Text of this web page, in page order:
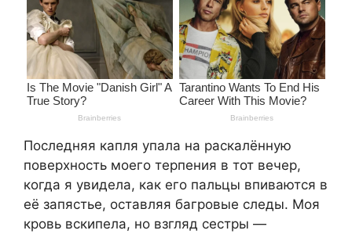
Последняя капля упала на раскалённую
поверхность моего терпения в тот вечер,
когда я увидела, как его пальцы впиваются в
её запястье, оставляя багровые следы. Моя
кровь вскипела, но взгляд сестры —